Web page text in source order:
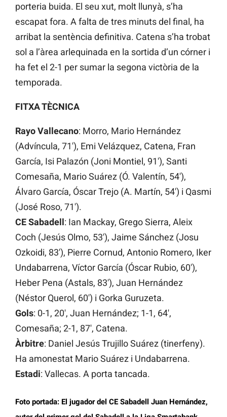
porteria buida. El seu xut, molt llunyà, s’ha
escapat fora. A falta de tres minuts del final, ha
arribat la sentència definitiva. Catena s’ha trobat
sol a l’àrea arlequinada en la sortida d’un córner i
ha fet el 2-1 per sumar la segona victòria de la
temporada.
FITXA TÈCNICA
Rayo Vallecano: Morro, Mario Hernández
(Advíncula, 71′), Emi Velázquez, Catena, Fran
García, Isi Palazón (Joni Montiel, 91′), Santi
Comesaña, Mario Suárez (Ó. Valentín, 54′),
Álvaro García, Óscar Trejo (A. Martín, 54′) i Qasmi
(José Roso, 71′).
CE Sabadell: Ian Mackay, Grego Sierra, Aleix
Coch (Jesús Olmo, 53′), Jaime Sánchez (Josu
Ozkoidi, 83′), Pierre Cornud, Antonio Romero, Iker
Undabarrena, Víctor García (Óscar Rubio, 60′),
Heber Pena (Astals, 83′), Juan Hernández
(Néstor Querol, 60′) i Gorka Guruzeta.
Gols: 0-1, 20′, Juan Hernández; 1-1, 64′,
Comesaña; 2-1, 87′, Catena.
Àrbitre: Daniel Jesús Trujillo Suárez (tinerfeny).
Ha amonestat Mario Suárez i Undabarrena.
Estadi: Vallecas. A porta tancada.
Foto portada: El jugador del CE Sabadell Juan Hernández,